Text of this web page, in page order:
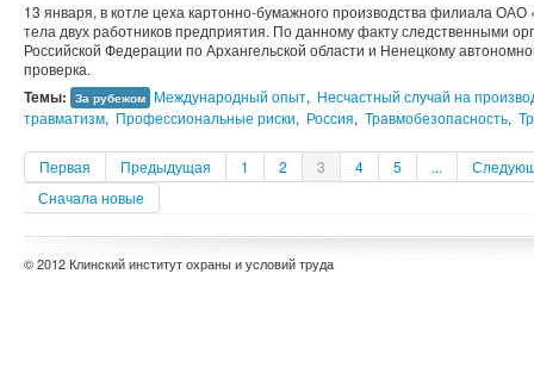
13 января, в котле цеха картонно-бумажного производства филиала
тела двух работников предприятия. По данному факту следственными
Российской Федерации по Архангельской области и Ненецкому
проверка.
Темы: За рубежом Международный опыт, Несчастный случай на
травматизм, Профессиональные риски, Россия, Травмобезопасность,
Первая Предыдущая 1 2 3 4 5 ...
Сначала новые
© 2012 Клинский институт охраны и условий труда